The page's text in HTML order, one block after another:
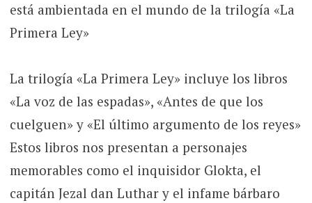
está ambientada en el mundo de la trilogía «La
Primera Ley»
La trilogía «La Primera Ley» incluye los libros
«La voz de las espadas», «Antes de que los
cuelguen» y «El último argumento de los reyes»
Estos libros nos presentan a personajes
memorables como el inquisidor Glokta, el
capitán Jezal dan Luthar y el infame bárbaro